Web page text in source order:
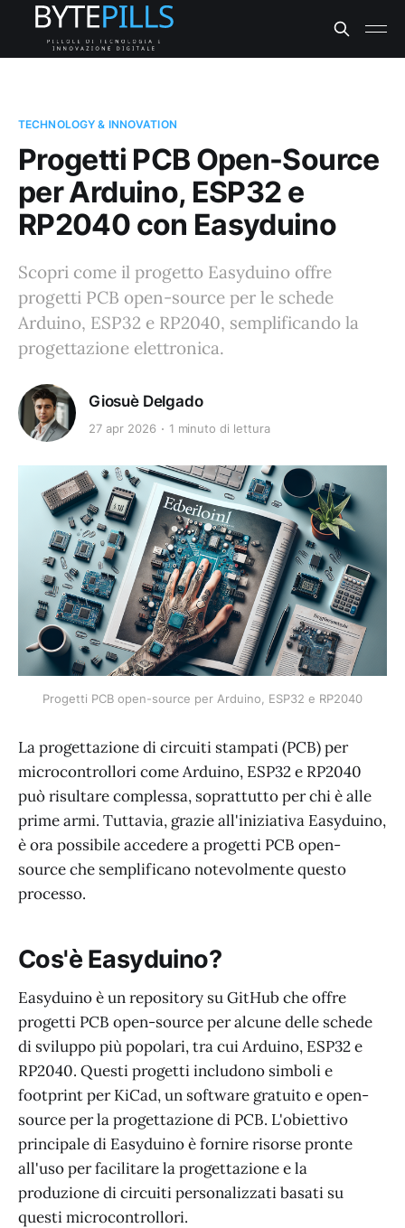
TECHNOLOGY & INNOVATION
Progetti PCB Open-Source
per Arduino, ESP32 e
RP2040 con Easyduino
Scopri come il progetto Easyduino offre
progetti PCB open-source per le schede
Arduino, ESP32 e RP2040, semplificando la
progettazione elettronica.
Giosuè Delgado
27 apr 2026 1 minuto di lettura
Progetti PCB open-source per Arduino, ESP32 e RP2040
La progettazione di circuiti stampati (PCB) per
microcontrollori come Arduino, ESP32 e RP2040
può risultare complessa, soprattutto per chi è alle
prime armi. Tuttavia, grazie all'iniziativa Easyduino,
è ora possibile accedere a progetti PCB open-
source che semplificano notevolmente questo
processo.
Cos'è Easyduino?
Easyduino è un repository su GitHub che offre
progetti PCB open-source per alcune delle schede
di sviluppo più popolari, tra cui Arduino, ESP32 e
RP2040. Questi progetti includono simboli e
footprint per KiCad, un software gratuito e open-
source per la progettazione di PCB. L'obiettivo
principale di Easyduino è fornire risorse pronte
all'uso per facilitare la progettazione e la
produzione di circuiti personalizzati basati su
questi microcontrollori.